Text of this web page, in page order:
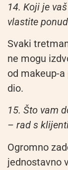
14. Koji je
vlastite
Svaki
ne mogu
od makeup-
dio.
15. Što vam
– rad s
Ogromno
jednostavno